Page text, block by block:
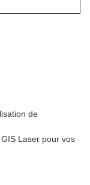
de
Laser pour vos